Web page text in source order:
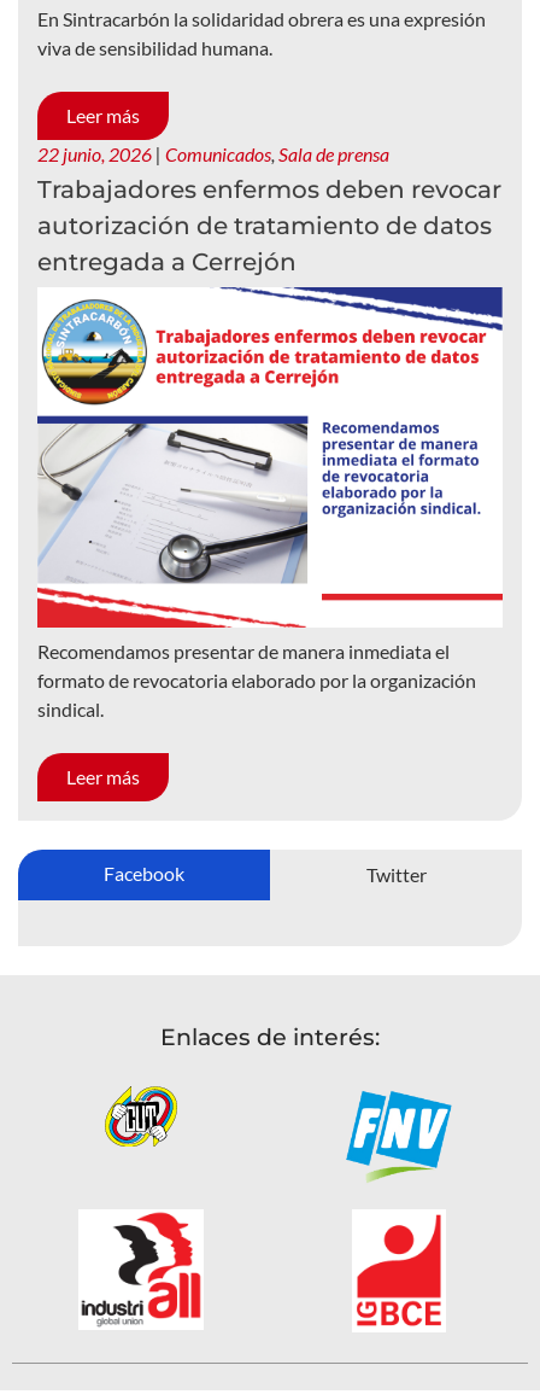
En Sintracarbón la solidaridad obrera es una expresión
viva de sensibilidad humana.
Leer más
22 junio, 2026 | Comunicados, Sala de prensa
Trabajadores enfermos deben revocar
autorización de tratamiento de datos
entregada a Cerrejón
Recomendamos presentar de manera inmediata el
formato de revocatoria elaborado por la organización
sindical.
Leer más
Facebook Twitter
Enlaces de interés: